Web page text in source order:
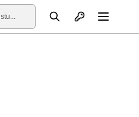
Otvori profil